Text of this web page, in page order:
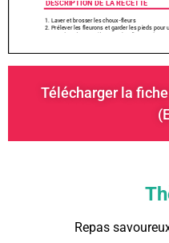
Télécharger la
Repas